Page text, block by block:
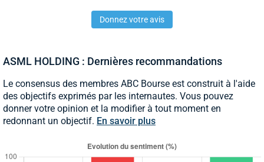
Donnez votre avis
ASML HOLDING : Dernières recommandations
Le consensus des membres ABC Bourse est construit à l'aide
des objectifs exprimés par les internautes. Vous pouvez
donner votre opinion et la modifier à tout moment en
redonnant un objectif. En savoir plus